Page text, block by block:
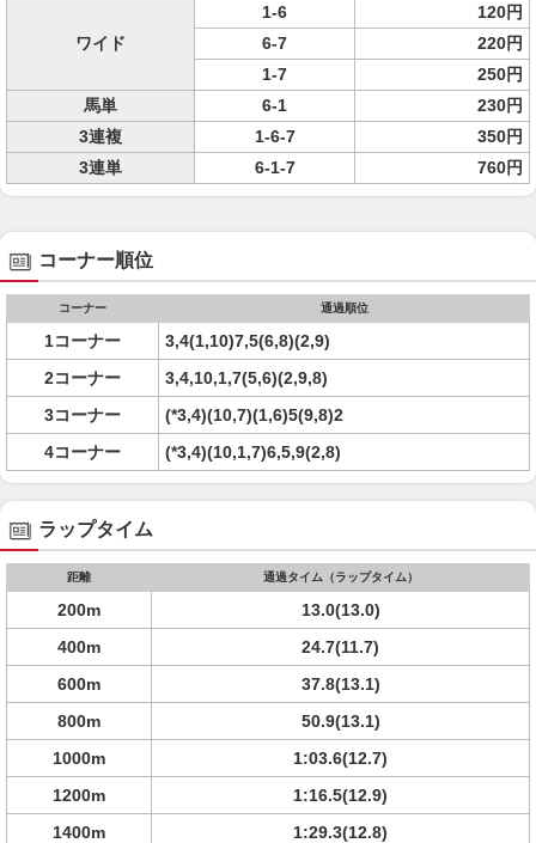
ワイド
1-6
120円
6-7
220円
1-7
250円
馬単
6-1
230円
3連複
1-6-7
350円
3連単
6-1-7 760円
コーナー順位
コーナー 通過順位
1コーナー
3,4(1,10)7,5(6,8)(2,9)
2コーナー
3,4,10,1,7(5,6)(2,9,8)
3コーナー
(*3,4)(10,7)(1,6)5(9,8)2
4コーナー
(*3,4)(10,1,7)6,5,9(2,8)
ラップタイム
距離 通過タイム（ラップタイム）
200m
13.0(13.0)
400m
24.7(11.7)
600m
37.8(13.1)
800m
50.9(13.1)
1000m
1:03.6(12.7)
1200m
1:16.5(12.9)
1400m
1:29.3(12.8)